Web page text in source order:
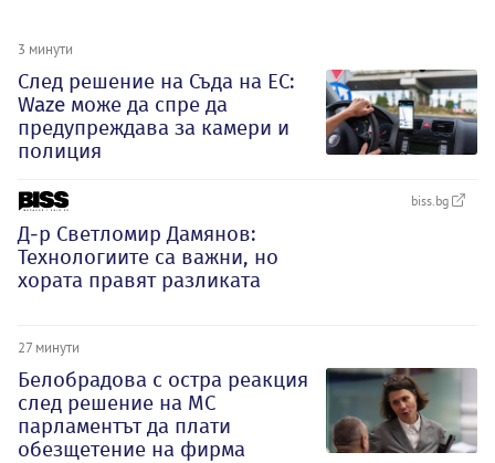
3 минути
След решение на Съда на ЕС:
Waze може да спре да
предупреждава за камери и
полиция
biss.bg
Д-р Светломир Дамянов:
Технологиите са важни, но
хората правят разликата
27 минути
Белобрадова с остра реакция
след решение на МС
парламентът да плати
обезщетение на фирма